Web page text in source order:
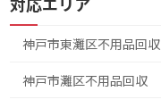
対応エリア
神戸市東灘区不用品回収
神戸市灘区不用品回収